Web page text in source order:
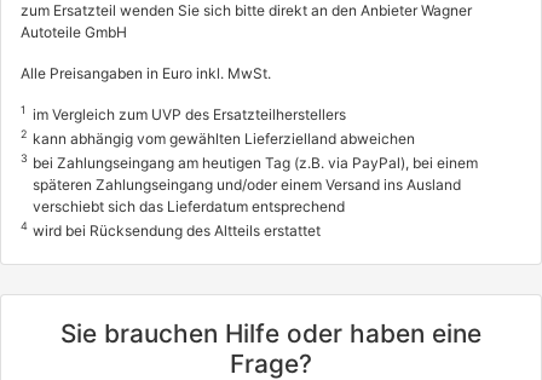
zum Ersatzteil wenden Sie sich bitte direkt an den Anbieter Wagner
Autoteile GmbH
Alle Preisangaben in Euro inkl. MwSt.
1 im Vergleich zum UVP des Ersatzteilherstellers
2 kann abhängig vom gewählten Lieferzielland abweichen
3 bei Zahlungseingang am heutigen Tag (z.B. via PayPal), bei einem
späteren Zahlungseingang und/oder einem Versand ins Ausland
verschiebt sich das Lieferdatum entsprechend
4 wird bei Rücksendung des Altteils erstattet
Sie brauchen Hilfe oder haben eine
Frage?